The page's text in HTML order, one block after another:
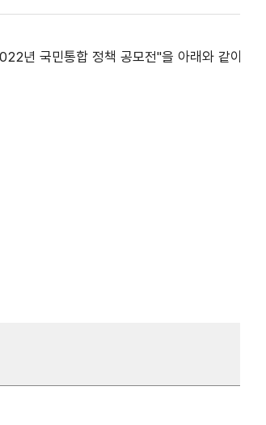
년 국민통합 정책 공모전"을 아래와 같이 개